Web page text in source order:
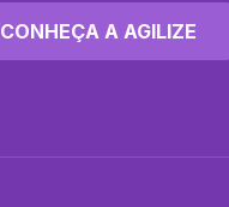
CONHEÇA A AGILIZE